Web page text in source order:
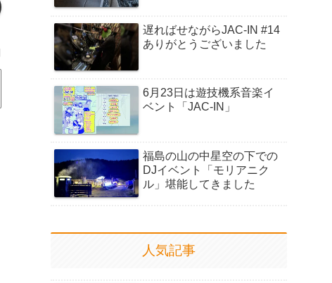
遅ればせながらJAC-IN #14
ありがとうございました
6月23日は遊技機系音楽イ
ベント「JAC-IN」
福島の山の中星空の下での
DJイベント「モリアニク
ル」堪能してきました
人気記事